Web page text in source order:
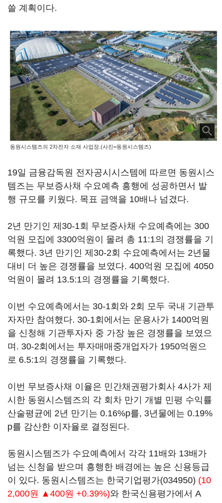
쓸 계획이다.
동원시스템즈의 2차전자 소재 사업장.(사진=동원시스템즈)
19일 금융감독원 전자공시시스템에 따르면 동원시스
템즈는 무보증사채 수요예측 흥행에 성공하면서 발
행 규모를 키웠다. 목표 금액을 10배나 넘겼다.
2년 만기인 제30-1회 무보증사채 수요예측에는 300
억원 모집에 3300억원이 몰려 총 11:1의 경쟁률을 기
록했다. 3년 만기인 제30-2회 수요예측에서는 2년물
대비 더 높은 경쟁률을 보였다. 400억원 모집에 4050
억원이 몰려 13.5:1의 경쟁률을 기록했다.
이번 수요예측에서는 30-1회와 2회 모두 국내 기관투
자자만 참여했다. 30-1회에서는 운용사가 1400억원
을 신청해 기관투자자 중 가장 높은 경쟁률을 보였으
며. 30-2회에서는 투자매매중개업자가 1950억원으
로 6.5:1의 경쟁률을 기록했다.
이번 무보증사채 이율은 민간채권평가회사 4사가 제
시한 동원시스템즈의 각 회차 만기 개별 민평 수익률
산술평균에 2년 만기는 0.16%p를, 3년물에는 0.19%
p를 감산한 이자율로 결정된다.
동원시스템즈가 수요예측에서 각각 11배와 13배가
넘는 신청을 받으며 흥행한 배경에는 높은 신용등급
이 있다. 동원시스템즈는 한국기업평가(034950) (10
2,000원 ▲400원 +0.39%)와 한국신용평가에서 A